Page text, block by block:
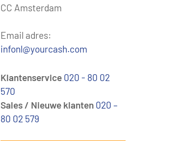
CC Amsterdam
Email adres:
infonl@yourcash.com
Klantenservice 020 - 80 02
570
Sales / Nieuwe klanten 020 –
80 02 579